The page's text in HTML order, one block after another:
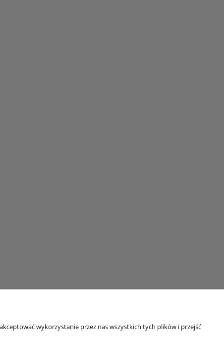
wykorzystanie przez nas wszystkich tych plików i przejść